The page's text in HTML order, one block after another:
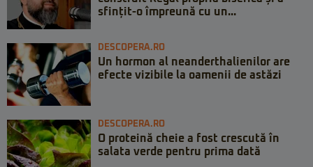
sfințit-o împreună cu un...
DESCOPERA.RO
Un hormon al neanderthalienilor are
efecte vizibile la oamenii de astăzi
DESCOPERA.RO
O proteină cheie a fost crescută în
salata verde pentru prima dată